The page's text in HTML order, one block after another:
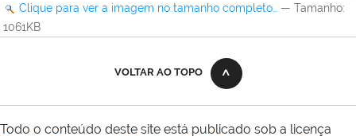
Clique para ver a imagem no tamanho completo… — Tamanho:
1061KB
VOLTAR AO TOPO
Todo o conteúdo deste site está publicado sob a licença